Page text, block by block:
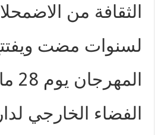
الثقافة من
لسنوات مضت
الفضاء الخارجي